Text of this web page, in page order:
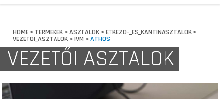
HOME > TERMEKEK >ASZTALOK >ETKEZO-_ES_KANTINASZTALOK >
VEZETOI_ASZTALOK >IVM >ATHOS
VEZETŐI ASZTALOK